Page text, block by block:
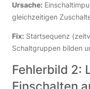
Ursache:
gleichzeitigen
Fix: Startsequenz
Schaltgruppen bilden
Fehlerbild 2: